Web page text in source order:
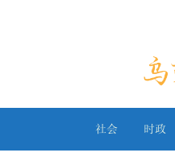
乌克
社会 时政